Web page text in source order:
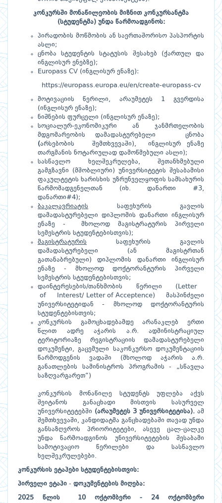
კონკურსში მონაწილეობის მიზნით კონკურსანტმა
(სტუდენტმა) უნდა წარმოადგინოს:
პირადობის მოწმობის ან საერთაშორისო პასპორტის
ასლი;
ცნობა სტუდენტის სტატუსის შესახებ (ქართულ და
ინგლისურ ენებზე);
Europass CV (ინგლისურ ენაზე):
https://europass.europa.eu/en/create-europass-cv
მოტივაციის წერილი, არაუმეტეს 1 გვერდისა
(ინგლისურ ენაზე);
ნიშნების ფურცელი (ინგლისურ ენაზე);
სოციალურ-ეკონომიკური ან ჯანმრთელობის
მდგომარეობის დამადასტურებელი ცნობა
(არსებობის შემთხვევაში), ინგლისურ ენაზე
თარგმანის ნოტარიულად დამოწმებული ასლი);
სასწავლო ხელშეკრულება, შეთანხმებული
გამგზავნი (მშობლიური) უნივერსიტეტის შესაბამისი
ფაკულტეტის ხარისხის უზრუნველყოფის სამსახურის
წარმომადგენელთან (იხ. დანართი #3,
დანართი#4);
ბაკალავრიატის საფეხურის გავლის
დამადასტურებელი დიპლომის დანართი ინგლისურ
ენაზე - მხოლოდ მაგისტრატურის პირველი
სემესტრის სტუდენტებისთვის);
მაგისტრატურის საფეხურის გავლის
დამადასტურებელი (ან მაგისტრთან
გათანაბრებული) დიპლომის დანართი ინგლისურ
ენაზე - მხოლოდ დოქტორანტურის პირველი
სემესტრის სტუდენტებისთვის;
დაინტერესების/თანხმობის წერილი (Letter
of Interest/ Letter of Acceptence) მასპინძელი
უნივერსიტეტიდან - მხოლოდ დოქტორანტურის
სტუდენტებისთვის;
კონკურსის გამოცხადებამდე არანაკლებ ერთი
წლით ადრე აჭარის ა.რ. ადმინისტრაციულ
ტერიტორიაზე რეგისტრაციის დამადასტურებელი
დოკუმენტი, გაცემული საკონკურსო დოკუმენტაციის
წარმოდგენის ვადაში (მხოლოდ აჭარის ა.რ.
განათლების სამინისტროს პროგრამის - „სწავლა
საზღვარგარეთ“)
კონკურსის მონაწილე სტუდენტს უფლება აქვს
შეიტანოს განაცხადი მისთვის სასურველ
უნივერსიტეტებში (არაუმეტეს 3 უნივერსიტეტისა). ამ
შემთხვევაში, კანდიდატმა განცხადებაში თავად უნდა
განსაზღვროს პრიორიტეტები, ასევე ცალ-ცალკე
უნდა წარმოადგინოს უნივერსიტეტების შესაბამი
სამოტივაციო წერილები და სასწავლო
ხელშეკრულებები.
კონკურსის ეტაპები სტუდენტებისთვის:
პირველი ეტაპი - დოკუმენტების მიღება:
2025 წლის
10 ოქტომბერი - 24 ოქტომბერი